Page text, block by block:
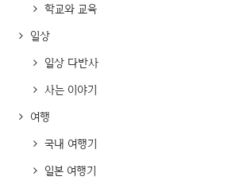
학교와 교육
일상
일상 다반사
사는 이야기
여행
국내 여행기
일본 여행기